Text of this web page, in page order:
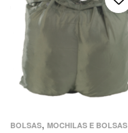
BOLSAS, MOCHILAS E BOLSAS